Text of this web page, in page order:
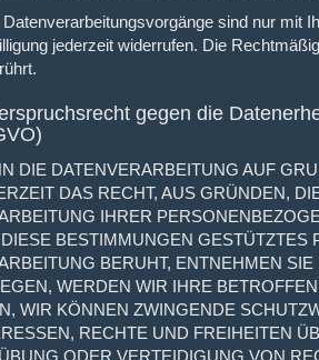
Datenverarbeitungsvorgänge sind nur mit
jederzeit widerrufen. Die
gegen die
DIE DATENVERARBEITUNG AUF
DAS RECHT, AUS GRÜNDEN,
IHRER
BESTIMMUNGEN GESTÜTZTES
BERUHT, ENTNEHMEN
WERDEN WIR IHRE
WIR KÖNNEN ZWINGENDE
RECHTE UND FREIHEITEN
ODER VERTEIDIGUNG VON